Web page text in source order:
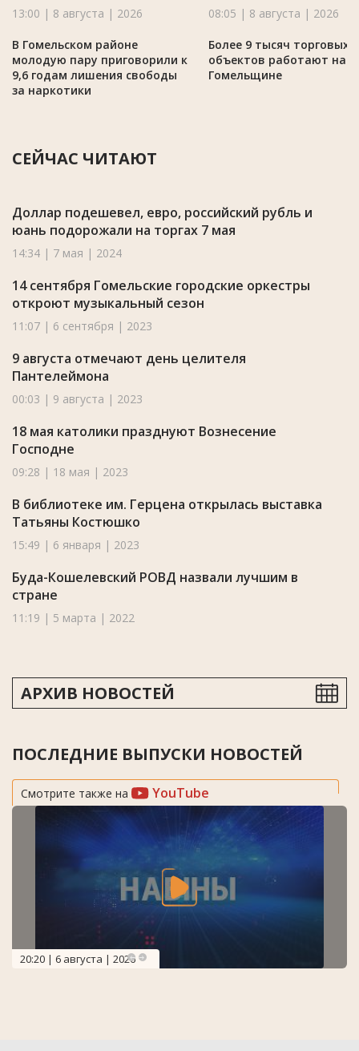
13:00 | 8 августа | 2026
В Гомельском районе
молодую пару приговорили к
9,6 годам лишения свободы
за наркотики
08:05 | 8 августа | 2026
Более 9 тысяч торговых
объектов работают на
Гомельщине
СЕЙЧАС ЧИТАЮТ
Доллар подешевел, евро, российский рубль и
юань подорожали на торгах 7 мая
14:34 | 7 мая | 2024
14 сентября Гомельские городские оркестры
откроют музыкальный сезон
11:07 | 6 сентября | 2023
9 августа отмечают день целителя
Пантелеймона
00:03 | 9 августа | 2023
18 мая католики празднуют Вознесение
Господне
09:28 | 18 мая | 2023
В библиотеке им. Герцена открылась выставка
Татьяны Костюшко
15:49 | 6 января | 2023
Буда-Кошелевский РОВД назвали лучшим в
стране
11:19 | 5 марта | 2022
АРХИВ НОВОСТЕЙ
ПОСЛЕДНИЕ ВЫПУСКИ НОВОСТЕЙ
Смотрите также на YouTube
20:20 | 6 августа | 2026